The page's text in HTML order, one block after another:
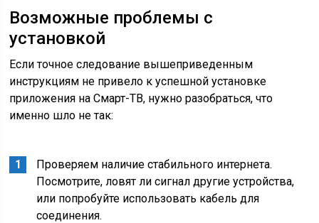
Возможные проблемы с
установкой
Если точное следование вышеприведенным
инструкциям не привело к успешной установке
приложения на Смарт-ТВ, нужно разобраться, что
именно шло не так:
Проверяем наличие стабильного интернета.
Посмотрите, ловят ли сигнал другие устройства,
или попробуйте использовать кабель для
соединения.